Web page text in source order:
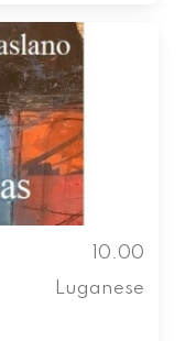
10.00
Luganese